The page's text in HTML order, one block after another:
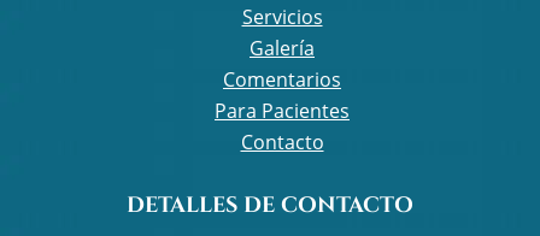
Servicios
Galería
Comentarios
Para Pacientes
Contacto
DETALLES DE CONTACTO